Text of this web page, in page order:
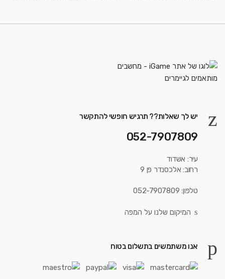
יש לך שאלות?? תרגיש חופשי להתקשר
052-7907809
עיר: אשדוד
רחוב: אלכסנדר פן 9
טלפון: 052-7907809
המיקום שלנו על המפה
אנו משתמשים בתשלום בטוח